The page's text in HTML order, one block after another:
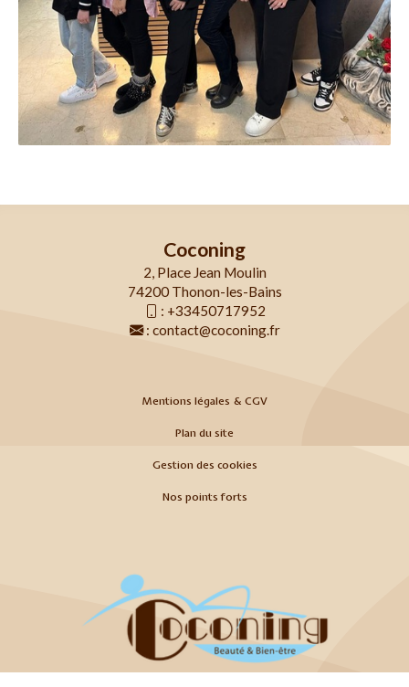
Coconing
2, Place Jean Moulin
74200 Thonon-les-Bains
: +33450717952
: contact@coconing.fr
Mentions légales & CGV
Plan du site
Gestion des cookies
Nos points forts